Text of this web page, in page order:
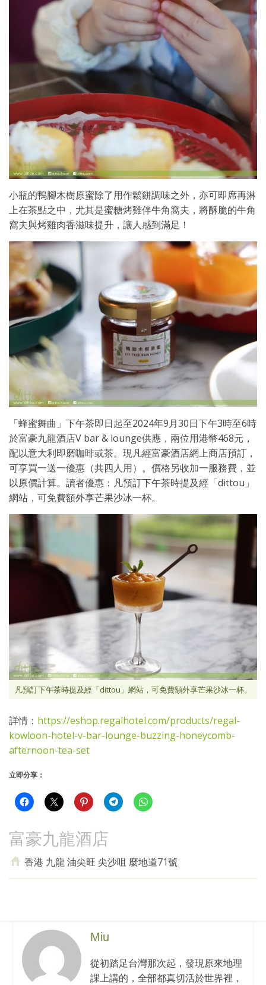
小瓶的鴨腳木樹原蜜除了用作鬆餅調味之外，亦可即席再淋
上在茶點之中，尤其是蜜糖烤雞伴牛角窩夫，將酥脆的牛角
窩夫與烤雞肉香滋味提升，讓人感到滿足！
「蜂蜜舞曲」下午茶即日起至2024年9月30日下午3時至6時
於富豪九龍酒店V bar & lounge供應，兩位用港幣468元，
配以意大利即磨咖啡或茶。現凡經富豪酒店網上商店預訂，
可享買一送一優惠（共四人用）。價格另收加一服務費，並
以原價計算。讀者優惠：凡預訂下午茶時提及經「dittou」
網站，可免費額外享芒果沙冰一杯。
凡預訂下午茶時提及經「dittou」網站，可免費額外享芒果沙冰一杯。
詳情： https://eshop.regalhotel.com/products/regal-
kowloon-hotel-v-bar-lounge-buzzing-honeycomb-
afternoon-tea-set
立即分享：
富豪九龍酒店
香港 九龍 油尖旺 尖沙咀 麼地道71號
Miu
從初踏足台灣那次起，發現原來地理
課上講的，全部都真切活於世界裡，